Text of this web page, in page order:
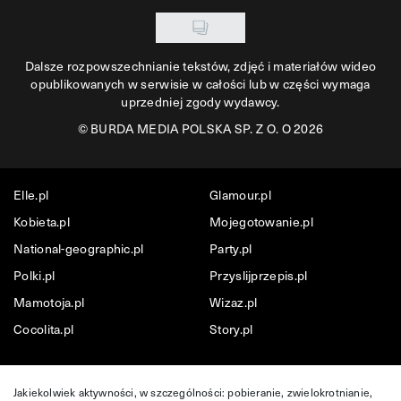
Dalsze rozpowszechnianie tekstów, zdjęć i materiałów wideo
opublikowanych w serwisie w całości lub w części wymaga
uprzedniej zgody wydawcy.
©BURDA MEDIA POLSKA SP. Z O. O 2026
Elle.pl
Glamour.pl
Kobieta.pl
Mojegotowanie.pl
National-geographic.pl
Party.pl
Polki.pl
Przyslijprzepis.pl
Mamotoja.pl
Wizaz.pl
Cocolita.pl
Story.pl
Jakiekolwiek aktywności, w szczególności: pobieranie, zwielokrotnianie,